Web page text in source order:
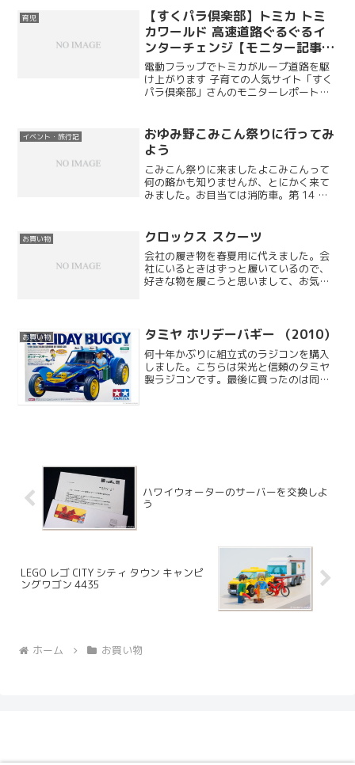
ので社外品を購入することにしました。
育児
【すくパラ倶楽部】トミカ トミ
カワールド 高速道路ぐるぐるイ
ンターチェンジ【モニター記事
1/2】
電動フラップでトミカがループ道路を駆
け上がります 子育ての人気サイト「すく
パラ倶楽部」さんのモニターレポートで
レポートです。電動式のフラップが動力
となり、トミカがイ...
イベント・旅行記
おゆみ野こみこん祭りに行ってみ
よう
こみこん祭りに来ましたよこみこんって
何の略かも知りませんが、とにかく来て
みました。お目当ては消防車。第 14 回
お買い物 クロックス スクーツ
会社の履き物を春夏用に代えました。会
社にいるときはずっと履いているので、
好きな物を履こうと思いまして、お気に
開いているものにしようと...
お買い物 タミヤ ホリデーバギー （2010）
何十年かぶりに組立式のラジコンを購入
しました。こちらは栄光と信頼のタミヤ
製ラジコンです。最後に買ったのは同じ
ハワイウォーターのサーバーを交換しよ
う
LEGO レゴ CITY シティ タウン キャンピ
ングワゴン 4435
ホーム お買い物